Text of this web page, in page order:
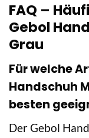
FAQ –
Gebol
Grau
Für welche
Handschuh
besten
Der Gebol